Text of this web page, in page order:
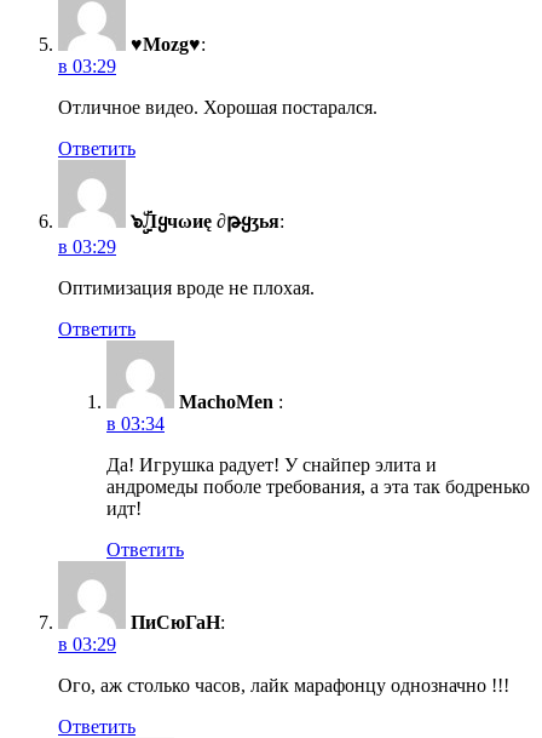
♥Mozg♥:
в 03:29
Отличное видео. Хорошая постарался.
Ответить
๖ۣۣۜЛყчωиę ∂թყʒья:
в 03:29
Оптимизация вроде не плохая.
Ответить
MachoMen :
в 03:34
Да! Игрушка радует! У снайпер элита и
андромеды поболе требования, а эта так бодренько
идт!
Ответить
ПиСюГаН:
в 03:29
Ого, аж столько часов, лайк марафонцу однозначно !!!
Ответить